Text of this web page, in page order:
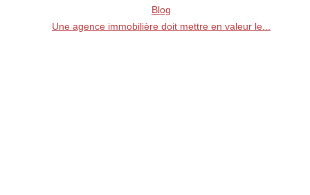
Blog
Une agence immobilière doit mettre en valeur le...